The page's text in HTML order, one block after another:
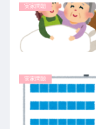
実家問題
実家問題